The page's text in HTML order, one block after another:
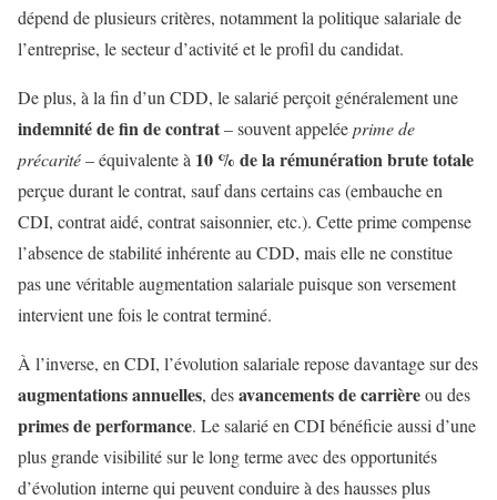
dépend de plusieurs critères, notamment la politique salariale de
l’entreprise, le secteur d’activité et le profil du candidat.
De plus, à la fin d’un CDD, le salarié perçoit généralement une
indemnité de fin de contrat– souvent appeléeprime de
précarité– équivalente à 10 % de la rémunération brute totale
perçue durant le contrat, sauf dans certains cas (embauche en
CDI, contrat aidé, contrat saisonnier, etc.). Cette prime compense
l’absence de stabilité inhérente au CDD, mais elle ne constitue
pas une véritable augmentation salariale puisque son versement
intervient une fois le contrat terminé.
À l’inverse, en CDI, l’évolution salariale repose davantage sur des
augmentations annuelles, desavancements de carrièreou des
primes de performance. Le salarié en CDI bénéficie aussi d’une
plus grande visibilité sur le long terme avec des opportunités
d’évolution interne qui peuvent conduire à des hausses plus